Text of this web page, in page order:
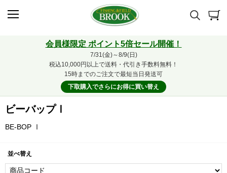
会員様限定 ポイント5倍セール開催！
7/31(金)～8/9(日)
税込10,000円以上で送料・代引き手数料無料！
15時までのご注文で最短当日発送可
下取購入でさらにお得に買い替え
ビーバップⅠ
BE-BOP Ⅰ
並べ替え